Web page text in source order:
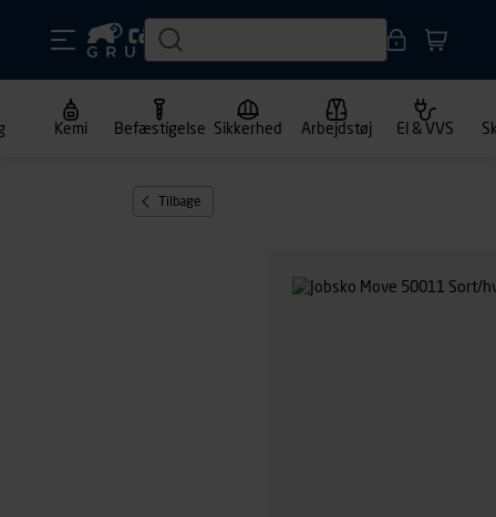
Kemi Befæstigelse Sikkerhed Arbejdstøj El & VVS
Tilbage